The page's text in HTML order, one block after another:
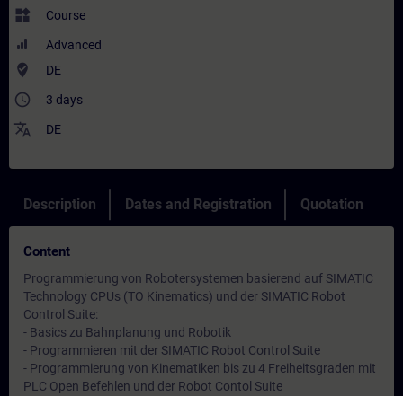
widgets Course
Advanced
where_to_vote DE
access_time 3 days
translate DE
Description Dates and Registration Quotation
Content
Programmierung von Robotersystemen basierend auf SIMATIC
Technology CPUs (TO Kinematics) und der SIMATIC Robot
Control Suite:
- Basics zu Bahnplanung und Robotik
- Programmieren mit der SIMATIC Robot Control Suite
- Programmierung von Kinematiken bis zu 4 Freiheitsgraden mit
PLC Open Befehlen und der Robot Contol Suite